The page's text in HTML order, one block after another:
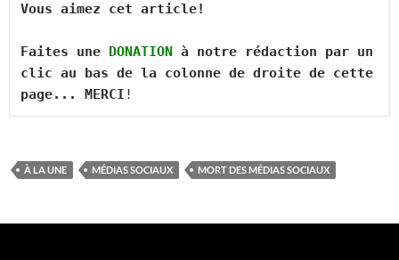
Vous aimez cet article!
Faites une DONATION à notre rédaction par un
clic au bas de la colonne de droite de cette
page... MERCI !
À LA UNE MÉDIAS SOCIAUX MORT DES MÉDIAS SOCIAUX